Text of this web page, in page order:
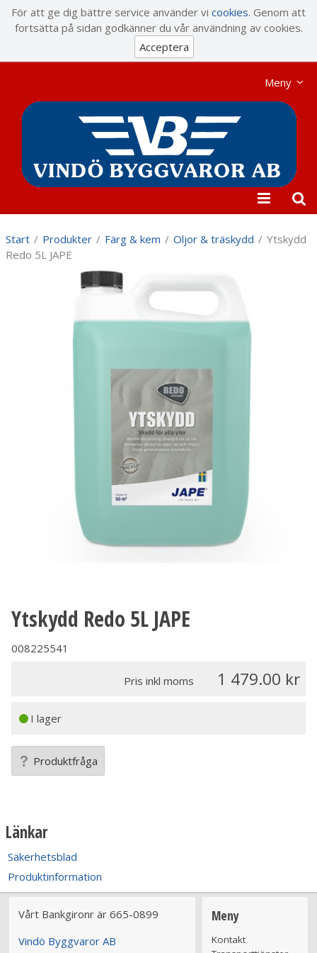
För att ge dig bättre service använder vi cookies. Genom att
fortsätta på sidan godkänner du vår användning av cookies.
Acceptera
Meny
Start / Produkter / Färg & kem / Oljor & träskydd / Ytskydd
Redo 5L JAPE
Ytskydd Redo 5L JAPE
008225541
Pris inkl moms 1 479.00
I lager
Produktfråga
Länkar
Säkerhetsblad
Produktinformation
Vårt Bankgironr är 665-0899
Vindö Byggvaror AB
Meny
Kontakt
Visa varukorgen Till kassan